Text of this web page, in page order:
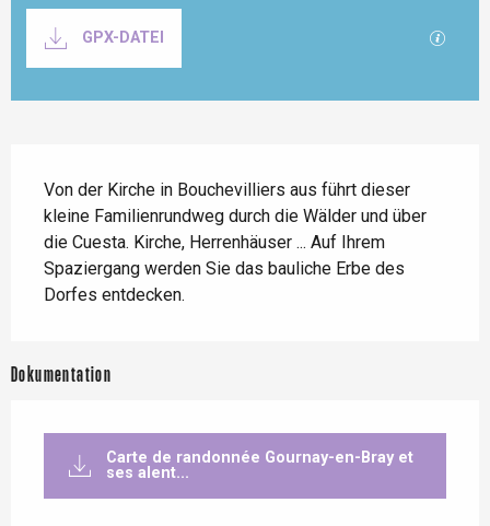
GPX-DATEI Mit
Von der Kirche in Bouchevilliers aus führt dieser
kleine Familienrundweg durch die Wälder und über
die Cuesta. Kirche, Herrenhäuser ... Auf Ihrem
Spaziergang werden Sie das bauliche Erbe des
Dorfes entdecken.
Dokumentation
Carte de randonnée Gournay-en-Bray et
ses alent...